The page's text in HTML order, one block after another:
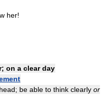
her!
on a clear day
be able to think clearly or